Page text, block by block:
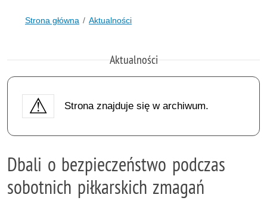
Strona główna Aktualności
Aktualności
Strona znajduje się w archiwum.
Dbali o bezpieczeństwo podczas
sobotnich piłkarskich zmagań